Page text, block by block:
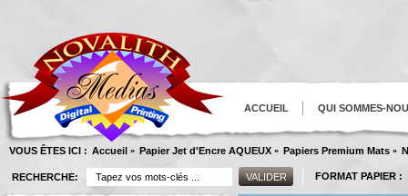
ACCUEIL QUI SOMMES-
VOUS ÊTES ICI : Accueil » Papier Jet d'Encre AQUEUX » Papiers Premium Mats »
RECHERCHE: FORMAT PAPIER :